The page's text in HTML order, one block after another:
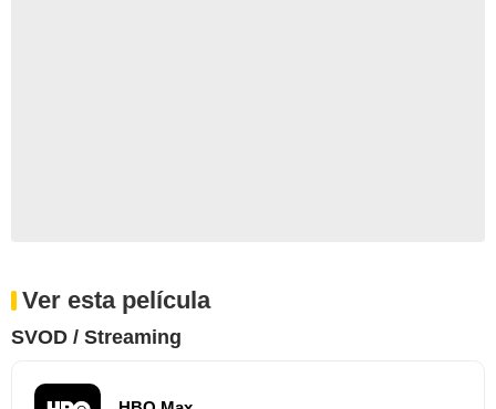
Ver esta película
SVOD / Streaming